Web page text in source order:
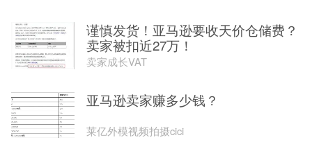
谨慎发货！亚马逊要收天价仓储费？
卖家被扣近27万！
卖家成长VAT
亚马逊卖家赚多少钱？
莱亿外模视频拍摄cici